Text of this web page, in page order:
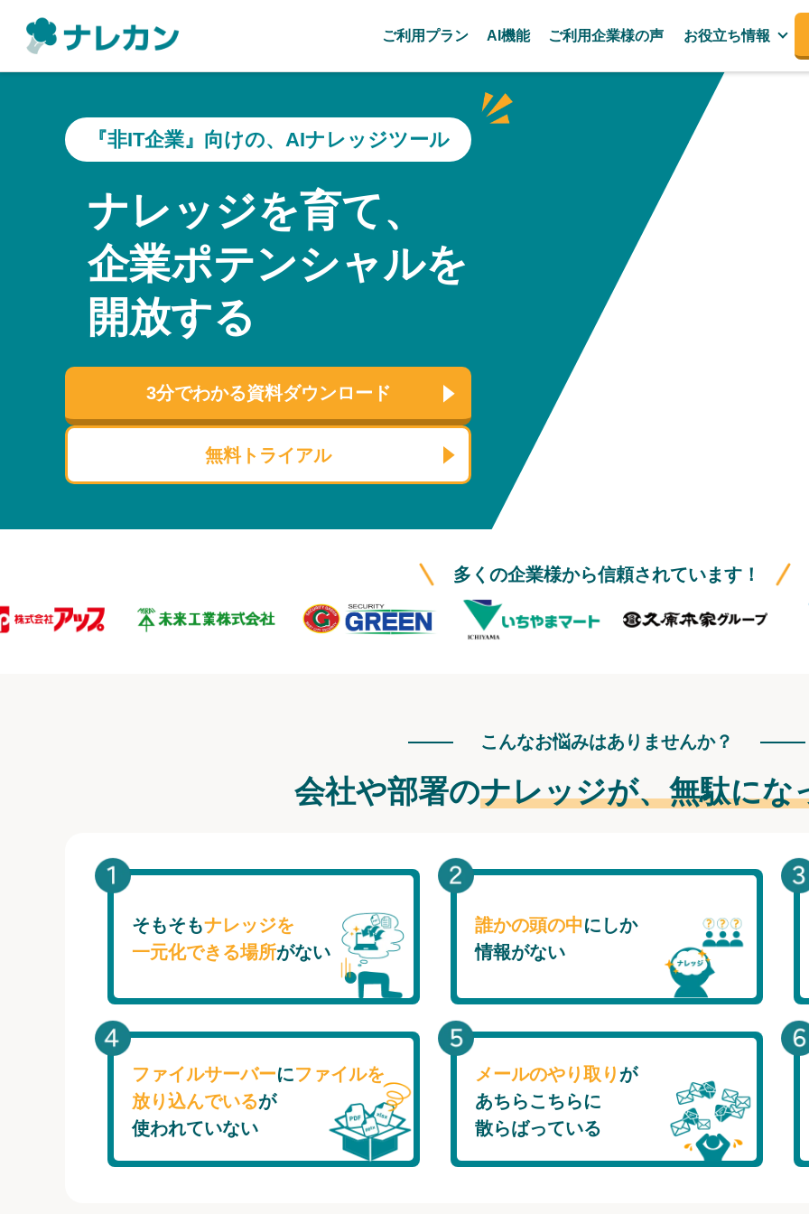
ご利用プラン AI機能 ご利用企業様の声 お役立ち情報
『非IT企業』向けの、AIナレッジツール
ナレッジを育て、
企業ポテンシャルを
開放する
3分でわかる資料ダウンロード
無料トライアル
多くの企業様から信頼されています！
こんなお悩みはありませんか？
会社や部署のナレッジが、無駄にな
そもそもナレッジを
一元化できる場所がない
誰かの頭の中にしか
情報がない
ファイルサーバーにファイルを
放り込んでいるが
使われていない
メールのやり取り が
あちらこちらに
散らばっている